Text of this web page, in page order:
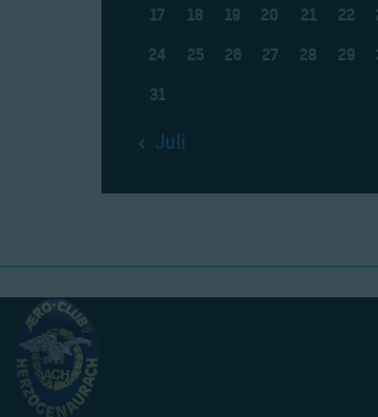
17
18 19 20 21 22
24
25 26 27 28 29
31
« Juli